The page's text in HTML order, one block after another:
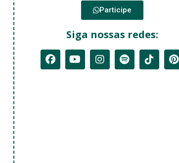
Participe
Siga nossas redes: